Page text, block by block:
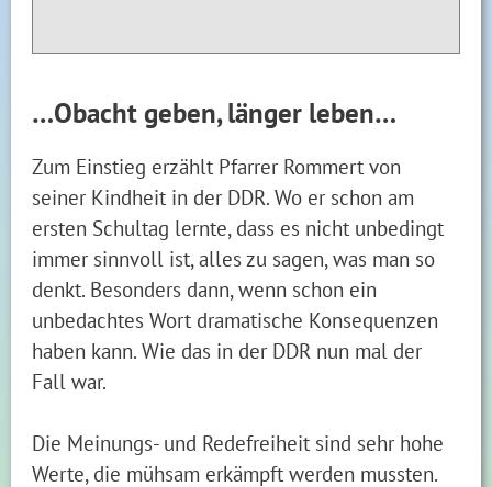
…Obacht geben, länger leben…
Zum Einstieg erzählt Pfarrer Rommert von
seiner Kindheit in der DDR. Wo er schon am
ersten Schultag lernte, dass es nicht unbedingt
immer sinnvoll ist, alles zu sagen, was man so
denkt. Besonders dann, wenn schon ein
unbedachtes Wort dramatische Konsequenzen
haben kann. Wie das in der DDR nun mal der
Fall war.
Die Meinungs- und Redefreiheit sind sehr hohe
Werte, die mühsam erkämpft werden mussten.